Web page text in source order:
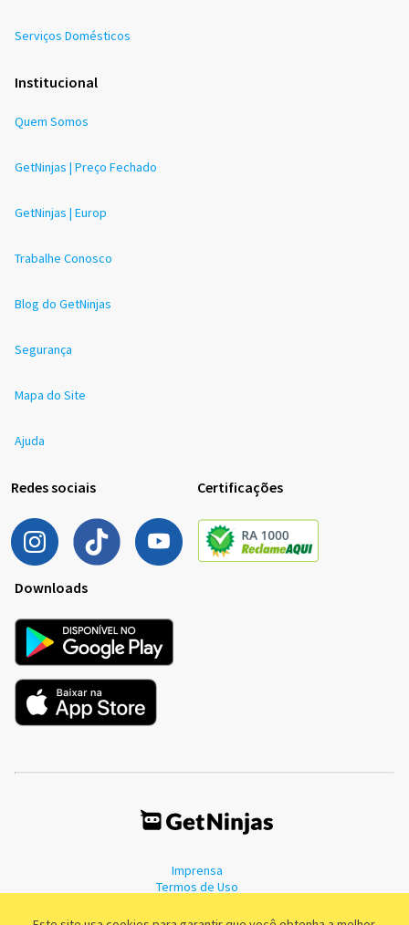
Serviços Domésticos
Institucional
Quem Somos
GetNinjas | Preço Fechado
GetNinjas | Europ
Trabalhe Conosco
Blog do GetNinjas
Segurança
Mapa do Site
Ajuda
Redes sociais Certificações
Downloads
Imprensa
Termos de Uso